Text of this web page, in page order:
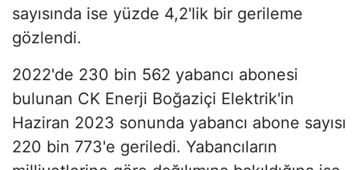
sayısında ise yüzde 4,2'lik bir gerileme
gözlendi.
2022'de 230 bin 562 yabancı abonesi
bulunan CK Enerji Boğaziçi Elektrik'in
Haziran 2023 sonunda yabancı abone sayısı
220 bin 773'e geriledi. Yabancıların